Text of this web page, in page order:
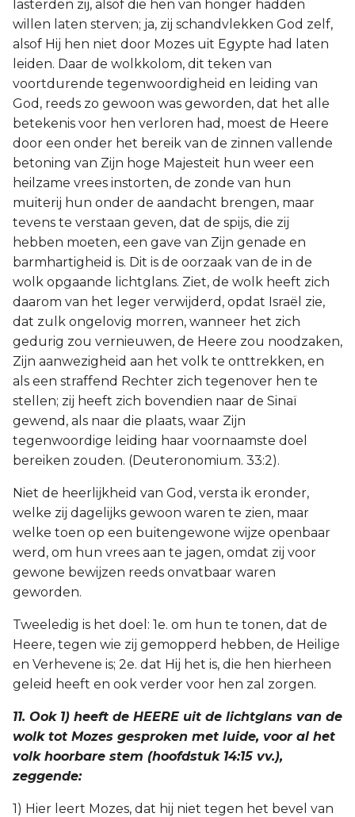
lasterden zij, alsof die hen van honger hadden
willen laten sterven; ja, zij schandvlekken God zelf,
alsof Hij hen niet door Mozes uit Egypte had laten
leiden. Daar de wolkkolom, dit teken van
voortdurende tegenwoordigheid en leiding van
God, reeds zo gewoon was geworden, dat het alle
betekenis voor hen verloren had, moest de Heere
door een onder het bereik van de zinnen vallende
betoning van Zijn hoge Majesteit hun weer een
heilzame vrees instorten, de zonde van hun
muiterij hun onder de aandacht brengen, maar
tevens te verstaan geven, dat de spijs, die zij
hebben moeten, een gave van Zijn genade en
barmhartigheid is. Dit is de oorzaak van de in de
wolk opgaande lichtglans. Ziet, de wolk heeft zich
daarom van het leger verwijderd, opdat Israël zie,
dat zulk ongelovig morren, wanneer het zich
gedurig zou vernieuwen, de Heere zou noodzaken,
Zijn aanwezigheid aan het volk te onttrekken, en
als een straffend Rechter zich tegenover hen te
stellen; zij heeft zich bovendien naar de Sinaï
gewend, als naar die plaats, waar Zijn
tegenwoordige leiding haar voornaamste doel
bereiken zouden. (Deuteronomium. 33:2).
Niet de heerlijkheid van God, versta ik eronder,
welke zij dagelijks gewoon waren te zien, maar
welke toen op een buitengewone wijze openbaar
werd, om hun vrees aan te jagen, omdat zij voor
gewone bewijzen reeds onvatbaar waren
geworden.
Tweeledig is het doel: 1e. om hun te tonen, dat de
Heere, tegen wie zij gemopperd hebben, de Heilige
en Verhevene is; 2e. dat Hij het is, die hen hierheen
geleid heeft en ook verder voor hen zal zorgen.
11. Ook 1) heeft de HEERE uit de lichtglans van de
wolk tot Mozes gesproken met luide, voor al het
volk hoorbare stem (hoofdstuk 14:15 vv.),
zeggende:
1) Hier leert Mozes, dat hij niet tegen het bevel van